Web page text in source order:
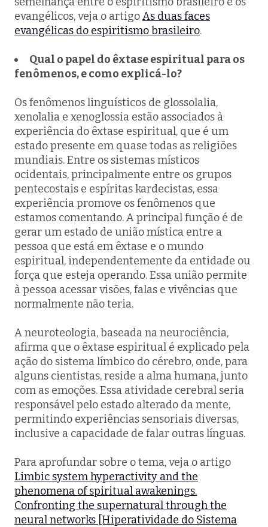
evangélicos, veja o artigoAs duas faces
evangélicas do espiritismo brasileiro.
Qual o papel do êxtase espiritual para os
fenômenos, e como explicá-lo?
Os fenômenos linguísticos de glossolalia,
xenolalia e xenoglossia estão associados à
experiência do êxtase espiritual, que é um
estado presente em quase todas as religiões
mundiais. Entre os sistemas místicos
ocidentais, principalmente entre os grupos
pentecostais e espíritas kardecistas, essa
experiência promove os fenômenos que
estamos comentando. A principal função é de
gerar um estado de união mística entre a
pessoa que está em êxtase e o mundo
espiritual, independentemente da entidade ou
força que esteja operando. Essa união permite
à pessoa acessar visões, falas e vivências que
normalmente não teria.
A neuroteologia, baseada na neurociência,
afirma que o êxtase espiritual é explicado pela
ação do sistema límbico do cérebro, onde, para
alguns cientistas, reside a alma humana, junto
com as emoções. Essa atividade cerebral seria
responsável pelo estado alterado da mente,
permitindo experiências sensoriais diversas,
inclusive a capacidade de falar outras línguas.
Para aprofundar sobre o tema, veja o artigo
Limbic system hyperactivity and the
phenomena of spiritual awakenings.
Confronting the supernatural through the
neural networks [Hiperatividade do Sistema